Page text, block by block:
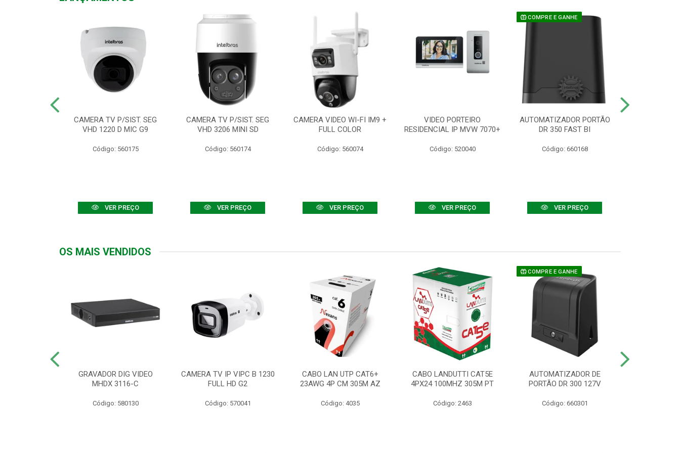
CAMERA TV P/SIST. SEG
VHD 1220 D MIC G9
Código: 560175
VER PREÇO
CAMERA TV P/SIST. SEG
VHD 3206 MINI SD
Código: 560174
VER PREÇO
CAMERA VIDEO WI-FI IM9 +
FULL COLOR
Código: 560074
VER PREÇO
VIDEO PORTEIRO
RESIDENCIAL IP MVW 7070+
Código: 520040
VER PREÇO
COMPRE E GANHE
AUTOMATIZADOR PORTÃO
DR 350 FAST BI
Código: 660168
VER PREÇO
OS MAIS VENDIDOS
GRAVADOR DIG VIDEO
MHDX 3116-C
Código: 580130
CAMERA TV IP VIPC B 1230
FULL HD G2
Código: 570041
CABO LAN UTP CAT6+
23AWG 4P CM 305M AZ
Código: 4035
CABO LANDUTTI CAT5E
4PX24 100MHZ 305M PT
Código: 2463
COMPRE E GANHE
AUTOMATIZADOR DE
PORTÃO DR 300 127V
Código: 660301